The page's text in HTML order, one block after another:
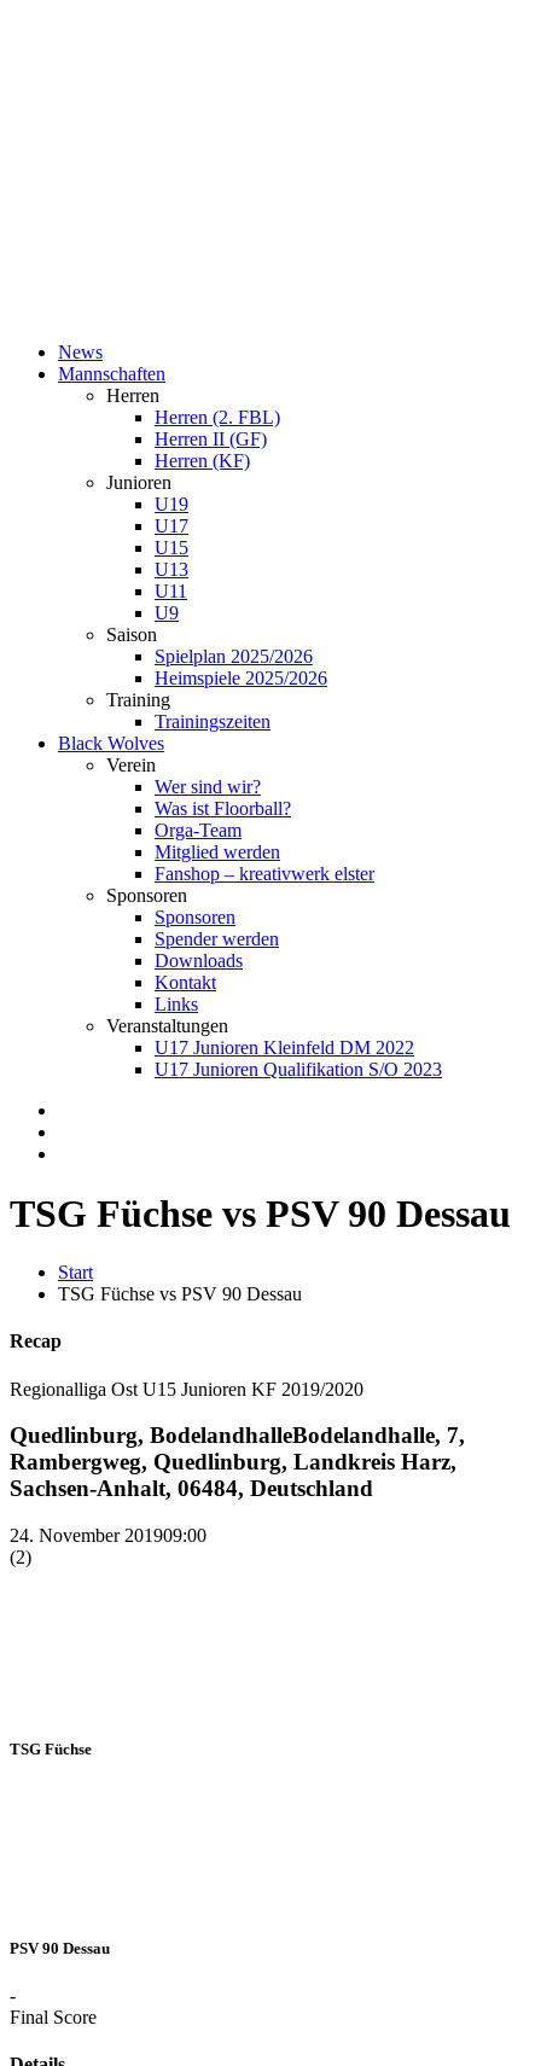
News
Mannschaften
Herren
Herren (2. FBL)
Herren II (GF)
Herren (KF)
Junioren
U19
U17
U15
U13
U11
U9
Saison
Spielplan 2025/2026
Heimspiele 2025/2026
Training
Trainingszeiten
Black Wolves
Verein
Wer sind wir?
Was ist Floorball?
Orga-Team
Mitglied werden
Fanshop – kreativwerk elster
Sponsoren
Sponsoren
Spender werden
Downloads
Kontakt
Links
Veranstaltungen
U17 Junioren Kleinfeld DM 2022
U17 Junioren Qualifikation S/O 2023
TSG Füchse vs PSV 90 Dessau
Start
TSG Füchse vs PSV 90 Dessau
Recap
Regionalliga Ost U15 Junioren KF 2019/2020
Quedlinburg, BodelandhalleBodelandhalle, 7,
Rambergweg, Quedlinburg, Landkreis Harz,
Sachsen-Anhalt, 06484, Deutschland
24. November 201909:00
(2)
TSG Füchse
PSV 90 Dessau
-
Final Score